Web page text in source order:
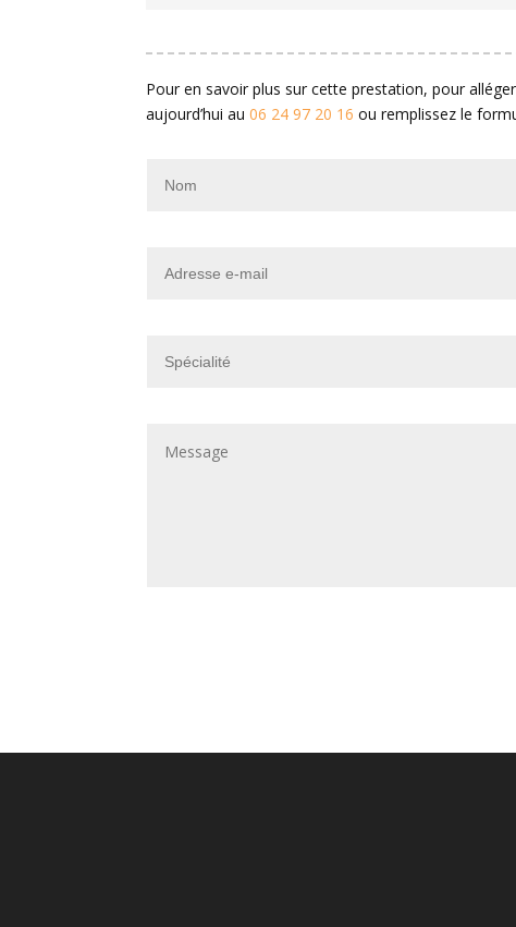
Pour en savoir plus sur cette prestation, pour
aujourd’hui au06 24 97 20 16 ou remplissez le